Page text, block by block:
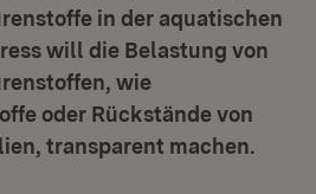
in der aquatischen
will die Belastung von
wie
oder Rückstände von
transparent machen.